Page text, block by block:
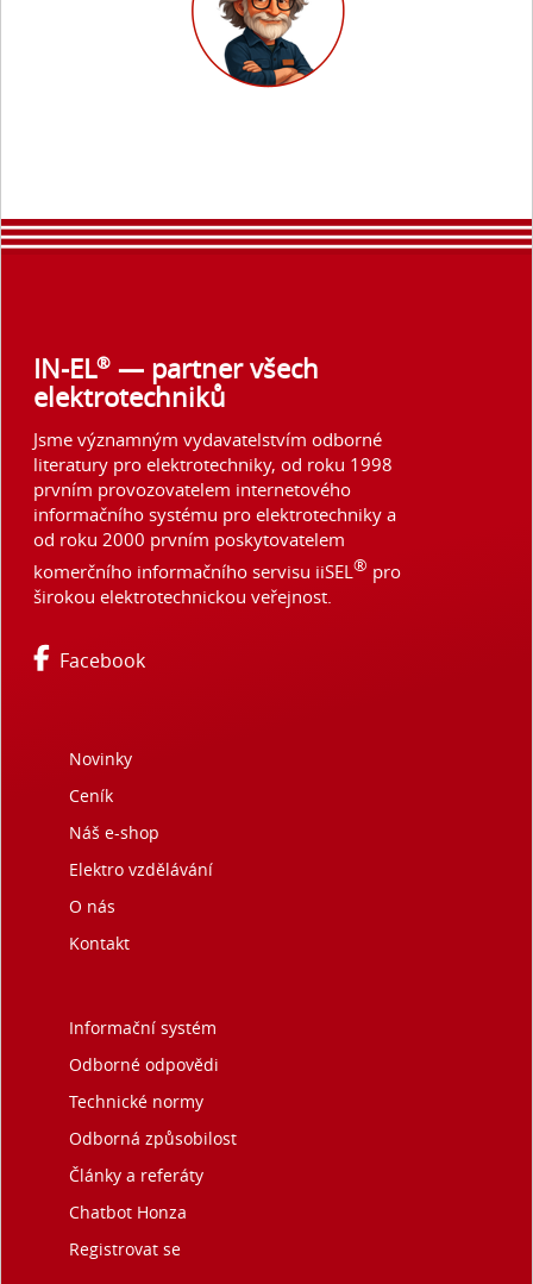
IN-EL®— partner všech
elektrotechniků
Jsme významným vydavatelstvím odborné
literatury pro elektrotechniky, od roku 1998
prvním provozovatelem internetového
informačního systému pro elektrotechniky a
od roku 2000 prvním poskytovatelem
komerčního informačního servisu iiSEL® pro
širokou elektrotechnickou veřejnost.
Facebook
Novinky
Ceník
Náš e-shop
Elektro vzdělávání
O nás
Kontakt
Informační systém
Odborné odpovědi
Technické normy
Odborná způsobilost
Články a referáty
Chatbot Honza
Registrovat se